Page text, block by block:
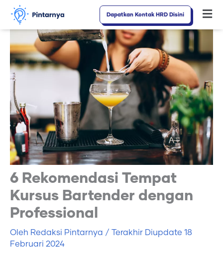
Lewati
Dapatkan Kontak HRD Disini
6 Rekomendasi Tempat
Kursus Bartender dengan
Professional
Oleh Redaksi Pintarnya / Terakhir Diupdate 18
Februari 2024